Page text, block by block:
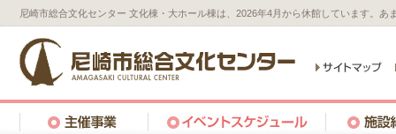
尼崎市総合文化センター 文化棟・大ホール棟は、2026年4月から休館しています。